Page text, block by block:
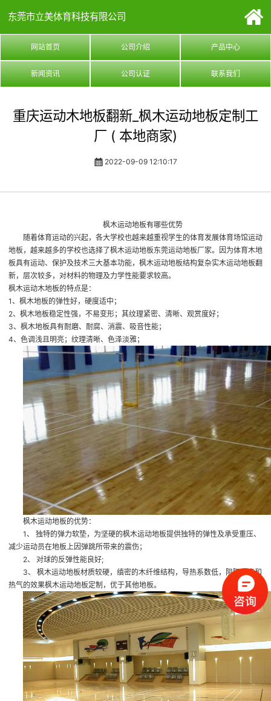
东莞市立美体育科技有限公司
网站首页 公司介绍 产品中心
新闻资讯 公司认证 联系我们
重庆运动木地板翻新_枫木运动地板定制工
厂 ( 本地商家)
2022-09-09 12:10:17
枫木运动地板有哪些优势
随着体育运动的兴起，各大学校也越来越重视学生的体育发展体育场馆运动
地板 ，越来越多的学校也选择了枫木运动地板东莞运动地板厂家。因为体育木地
板具有运动、保护及技术三大基本功能，枫木运动地板结构复杂实木运动地板翻
新，层次较多，对材料的物理及力学性能要求较高。
枫木运动木地板的特点是：
1、枫木地板的弹性好，硬度适中；
2、枫木地板稳定性强，不易变形；其纹理紧密、清晰、观赏度好；
3、枫木地板具有耐磨、耐腐、消震、吸音性能；
4、色调浅且明亮；纹理清晰、色泽淡雅；
枫木运动地板的优势：
1、 独特的弹力软垫，为坚硬的枫木运动地板提供独特的弹性及承受重压、
减少运动员在地板上因弹跳所带来的震伤；
2、 对球的反弹性能良好;
3、 枫木运动地板材质较硬，缜密的木纤维结构，导热系数低，阻隔声音和
热气的效果枫木运动地板定制 ，优于其他地板。